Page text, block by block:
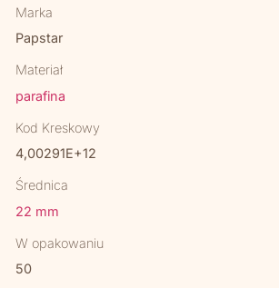
Marka
Papstar
Materiał
parafina
Kod Kreskowy
4,00291E+12
Średnica
22 mm
W opakowaniu
50